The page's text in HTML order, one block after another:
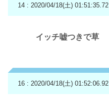
14 : 2020/04/18(土) 01:51:35.72
イッチ嘘つきで草
16 : 2020/04/18(土) 01:52:06.92